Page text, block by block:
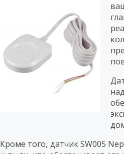
Кроме того, датчик SW005